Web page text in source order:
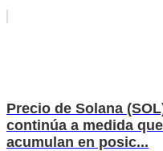
Precio de Solana
continúa a medida
acumulan en posic...